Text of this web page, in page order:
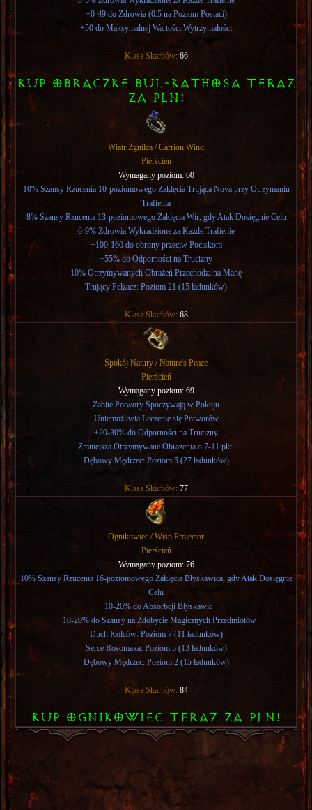
+0-49 do Zdrowia (0.5 na Poziom Postaci)
+50 do Maksymalnej Wartości Wytrzymałości
Klasa Skarbów: 66
KUP OBRąCZKE BUL-KATHOSA TERAZ
ZA PLN!
Wiatr Zgnilca / Carrion Wind
Pierścień
Wymagany poziom: 60
10% Szansy Rzucenia 10-poziomowego Zaklęcia Trująca Nova przy Otrzymaniu
Trafienia
8% Szansy Rzucenia 13-poziomowego Zaklęcia Wir, gdy Atak Dosięgnie Celu
6-9% Zdrowia Wykradzione za Każde Trafienie
+100-160 do obrony przeciw Pociskom
+55% do Odporności na Trucizny
10% Otrzymywanych Obrażeń Przechodzi na Manę
Trujący Pełzacz: Poziom 21 (15 ładunków)
Klasa Skarbów: 68
Spokój Natury / Nature's Peace
Pierścień
Wymagany poziom: 69
Zabite Potwory Spoczywają w Pokoju
Uniemożliwia Leczenie się Potworów
+20-30% do Odporności na Trucizny
Zmniejsza Otrzymywane Obrażenia o 7-11 pkt.
Dębowy Mędrzec: Poziom 5 (27 ładunków)
Klasa Skarbów: 77
Ognikowiec / Wisp Projector
Pierścień
Wymagany poziom: 76
10% Szansy Rzucenia 16-poziomowego Zaklęcia Błyskawica, gdy Atak Dosięgnie
Celu
+10-20% do Absorbcji Błyskawic
+ 10-20% do Szansy na Zdobycie Magicznych Przedmiotów
Duch Kolców: Poziom 7 (11 ładunków)
Serce Rosomaka: Poziom 5 (13 ładunków)
Dębowy Mędrzec: Poziom 2 (15 ładunków)
Klasa Skarbów: 84
KUP OGNIKOWIEC TERAZ ZA PLN!